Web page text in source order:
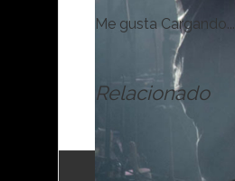
Me gusta Cargando...
Relacionado